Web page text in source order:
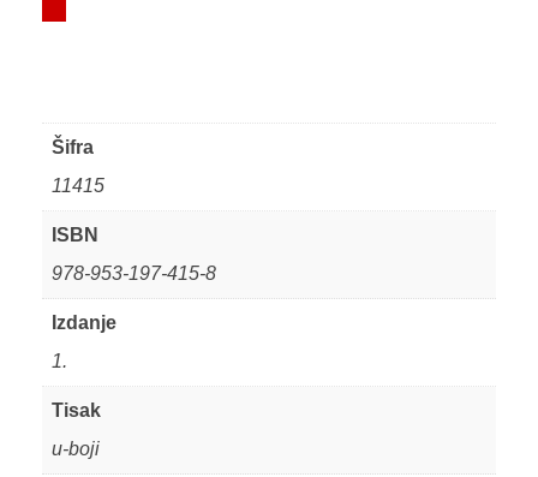
Šifra
11415
ISBN
978-953-197-415-8
Izdanje
1.
Tisak
u-boji